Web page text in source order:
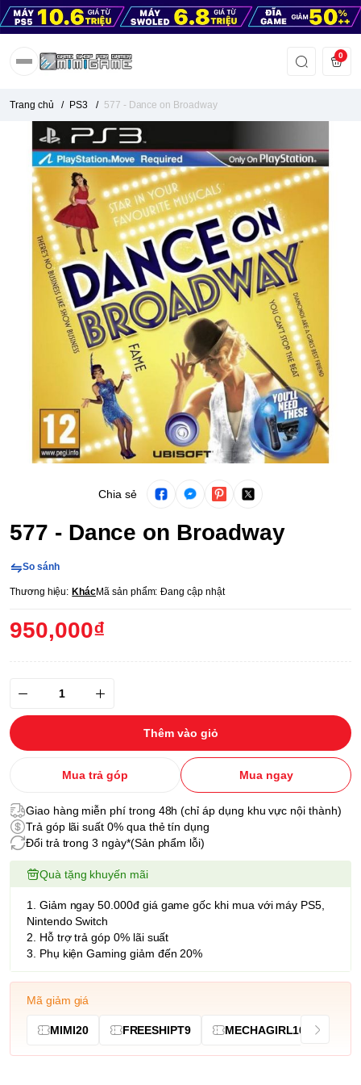
0
Trang chủ / PS3 / 577 - Dance on Broadway
Chia sẻ
577 - Dance on Broadway
So sánh
Thương hiệu: KhácMã sản phẩm: Đang cập nhật
950,000₫
Thêm vào giỏ
Mua trả góp Mua ngay
Giao hàng miễn phí trong 48h (chỉ áp dụng khu vực nội thành)
Trả góp lãi suất 0% qua thẻ tín dụng
Đổi trả trong 3 ngày*(Sản phẩm lỗi)
Quà tặng khuyến mãi
1. Giảm ngay 50.000đ giá game gốc khi mua với máy PS5,
Nintendo Switch
2. Hỗ trợ trả góp 0% lãi suất
3. Phụ kiện Gaming giảm đến 20%
Mã giảm giá
MIMI20 FREESHIPT9 MECHAGIRL10